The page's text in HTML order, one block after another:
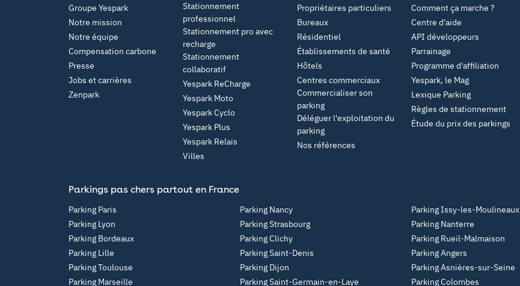
Groupe Yespark
Notre mission
Notre équipe
Compensation carbone
Presse
Jobs et carrières
Zenpark
Stationnement
professionnel
Stationnement pro avec
recharge
Stationnement
collaboratif
Yespark ReCharge
Yespark Moto
Yespark Cyclo
Yespark Plus
Yespark Relais
Villes
Propriétaires particuliers
Bureaux
Résidentiel
Établissements de santé
Hôtels
Centres commerciaux
Commercialiser son
parking
Déléguer l'exploitation du
parking
Nos références
Comment ça marche ?
Centre d'aide
API développeurs
Parrainage
Programme d'affiliation
Yespark, le Mag
Lexique Parking
Règles de stationnement
Étude du prix des parkings
Parkings pas chers partout en France
Parking Paris
Parking Lyon
Parking Bordeaux
Parking Lille
Parking Toulouse
Parking Marseille
Parking Nancy
Parking Strasbourg
Parking Clichy
Parking Saint-Denis
Parking Dijon
Parking Saint-Germain-en-Laye
Parking Issy-les-Moulineaux
Parking Nanterre
Parking Rueil-Malmaison
Parking Angers
Parking Asnières-sur-Seine
Parking Colombes